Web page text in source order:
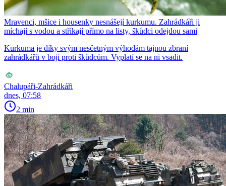
Mravenci, mšice i housenky nesnášejí kurkumu. Zahrádkáři ji
míchají s vodou a stříkají přímo na listy, škůdci odejdou sami
Kurkuma je díky svým nesčetným výhodám tajnou zbraní
zahrádkářů v boji proti škůdcům. Vyplatí se na ni vsadit.
Chalupáři-Zahrádkáři
dnes, 07:58
2 min